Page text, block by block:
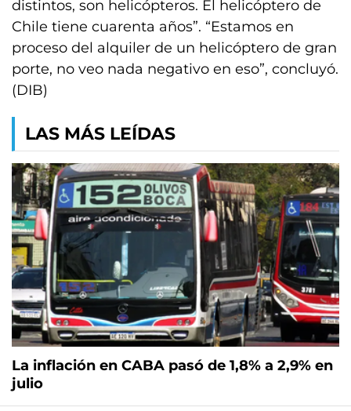
distintos, son helicópteros. El helicóptero de
Chile tiene cuarenta años”. “Estamos en
proceso del alquiler de un helicóptero de gran
porte, no veo nada negativo en eso”, concluyó.
(DIB)
LAS MÁS LEÍDAS
La inflación en CABA pasó de 1,8% a 2,9% en
julio